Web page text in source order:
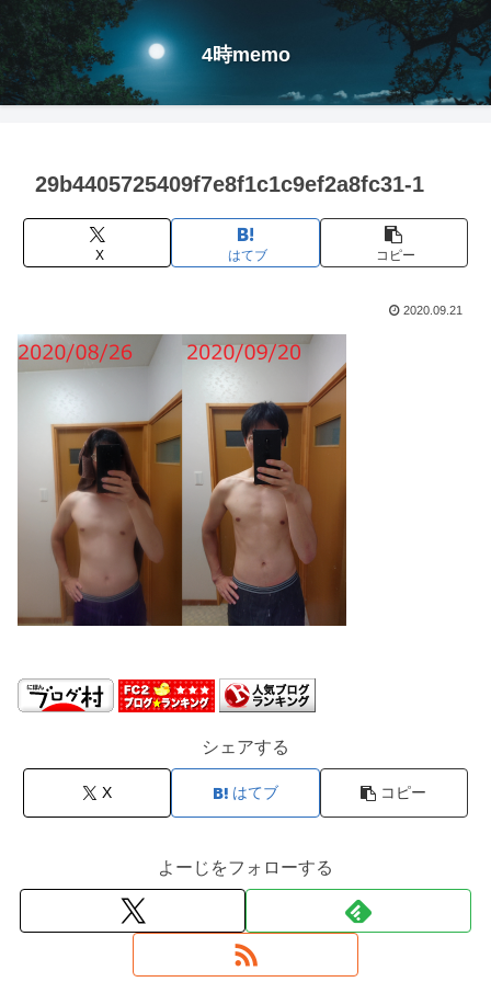
4時memo
29b4405725409f7e8f1c1c9ef2a8fc31-1
X はてブ コピー
2020.09.21
シェアする
X はてブ コピー
よーじをフォローする